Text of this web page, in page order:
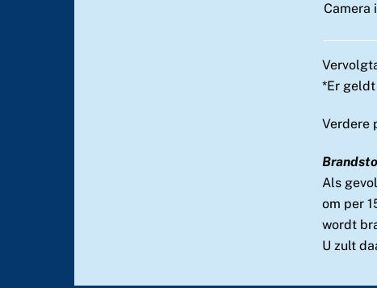
Camera
*Er
Verdere
Als
om per
wordt
U zult